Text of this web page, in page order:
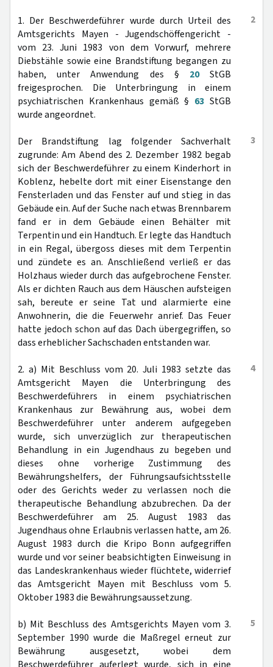
2
1. Der Beschwerdeführer wurde durch Urteil des
Amtsgerichts Mayen - Jugendschöffengericht -
vom 23. Juni 1983 von dem Vorwurf, mehrere
Diebstähle sowie eine Brandstiftung begangen zu
haben, unter Anwendung des § 20StGB
freigesprochen. Die Unterbringung in einem
psychiatrischen Krankenhaus gemäß § 63 StGB
wurde angeordnet.
3
Der Brandstiftung lag folgender Sachverhalt
zugrunde: Am Abend des 2. Dezember 1982 begab
sich der Beschwerdeführer zu einem Kinderhort in
Koblenz, hebelte dort mit einer Eisenstange den
Fensterladen und das Fenster auf und stieg in das
Gebäude ein. Auf der Suche nach etwas Brennbarem
fand er in dem Gebäude einen Behälter mit
Terpentin und ein Handtuch. Er legte das Handtuch
in ein Regal, übergoss dieses mit dem Terpentin
und zündete es an. Anschließend verließ er das
Holzhaus wieder durch das aufgebrochene Fenster.
Als er dichten Rauch aus dem Häuschen aufsteigen
sah, bereute er seine Tat und alarmierte eine
Anwohnerin, die die Feuerwehr anrief. Das Feuer
hatte jedoch schon auf das Dach übergegriffen, so
dass erheblicher Sachschaden entstanden war.
4
2. a) Mit Beschluss vom 20. Juli 1983 setzte das
Amtsgericht Mayen die Unterbringung des
Beschwerdeführers in einem psychiatrischen
Krankenhaus zur Bewährung aus, wobei dem
Beschwerdeführer unter anderem aufgegeben
wurde, sich unverzüglich zur therapeutischen
Behandlung in ein Jugendhaus zu begeben und
dieses ohne vorherige Zustimmung des
Bewährungshelfers, der Führungsaufsichtsstelle
oder des Gerichts weder zu verlassen noch die
therapeutische Behandlung abzubrechen. Da der
Beschwerdeführer am 25. August 1983 das
Jugendhaus ohne Erlaubnis verlassen hatte, am 26.
August 1983 durch die Kripo Bonn aufgegriffen
wurde und vor seiner beabsichtigten Einweisung in
das Landeskrankenhaus wieder flüchtete, widerrief
das Amtsgericht Mayen mit Beschluss vom 5.
Oktober 1983 die Bewährungsaussetzung.
5
b) Mit Beschluss des Amtsgerichts Mayen vom 3.
September 1990 wurde die Maßregel erneut zur
Bewährung ausgesetzt, wobei dem